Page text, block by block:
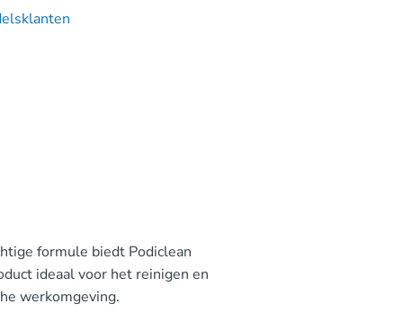
formule biedt Podiclean
ideaal voor het reinigen en
werkomgeving.